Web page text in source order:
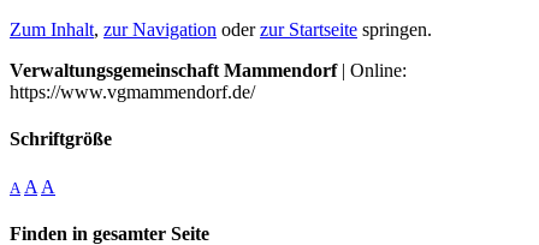
Zum Inhalt, zur Navigation oderzur Startseite springen.
Verwaltungsgemeinschaft Mammendorf| Online:
https://www.vgmammendorf.de/
Schriftgröße
A A A
Finden in gesamter Seite